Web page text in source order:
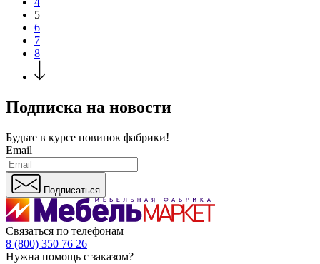
5
6
7
8
Подписка на новости
Будьте в курсе новинок фабрики!
Email
Подписаться
Связаться по телефонам
8 (800) 350 76 26
Нужна помощь с заказом?